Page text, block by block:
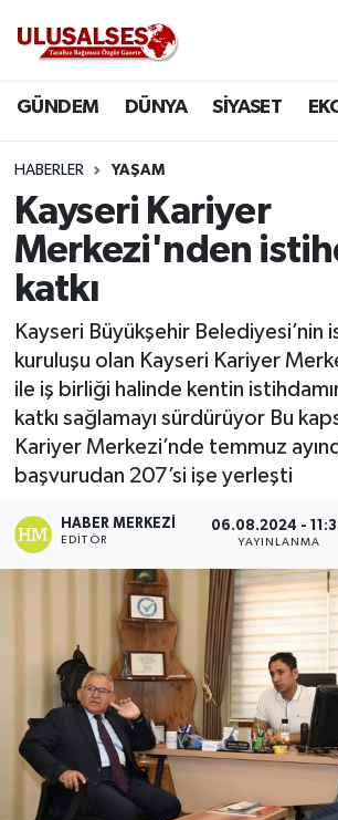
GÜNDEM DÜNYA SİYASET
HABERLER YAŞAM
Kayseri Kariyer
Merkezi'nden
katkı
Kayseri Büyükşehir Belediyesi’nin
kuruluşu olan Kayseri Kariyer
ile iş birliği halinde kentin
katkı sağlamayı sürdürüyor Bu
Kariyer Merkezi’nde temmuz
başvurudan 207’si işe yerleşti
HABER MERKEZI
EDITÖR
06.08.2024 -
YAYINLANMA
DÜNYA
SİYASET
EKONOMİ
SAĞLIK
MAGAZİN
SPOR
Trafik Durumu
Süper Lig Puan Durumu ve
Tüm Manşetler
Haber Arşivi